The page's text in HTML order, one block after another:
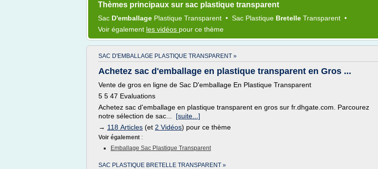
Thèmes principaux sur sac plastique transparent
Sac D'emballage Plastique Transparent • Sac Plastique Bretelle Transparent •
Voir également les vidéos pour ce thème
SAC D'EMBALLAGE PLASTIQUE TRANSPARENT »
Achetez sac d'emballage en plastique transparent en Gros ...
Vente de gros en ligne de Sac D'emballage En Plastique Transparent
5 5 47 Evaluations
Achetez sac d'emballage en plastique transparent en gros sur fr.dhgate.com. Parcourez
notre sélection de sac... [suite...]
→ 118 Articles (et 2 Vidéos) pour ce thème
Voir également :
Emballage Sac Plastique Transparent
SAC PLASTIQUE BRETELLE TRANSPARENT »